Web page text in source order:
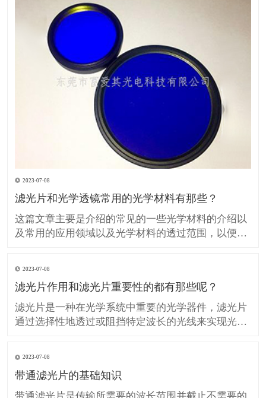
2023-07-08
滤光片和光学透镜常用的光学材料有那些？
这篇文章主要是介绍的常见的一些光学材料的介绍以
及常用的应用领域以及光学材料的透过范围，以便在
膨胀系数较大，不推荐用于温度敏感的领域应用，在
可见光
2023-07-08
滤光片作用和滤光片重要性的都有那些呢？
滤光片是一种在光学系统中重要的光学器件，滤光片
通过选择性地透过或阻挡特定波长的光线来实现光的
片对光的控制和调节： 滤光片可以选择性地透过或阻
挡特
2023-07-08
带通滤光片的基础知识